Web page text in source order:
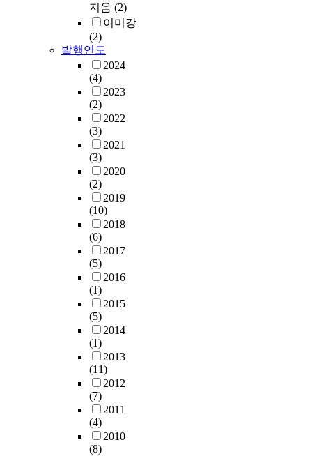
지음 (2)
이미강
(2)
발행연도
2024
(4)
2023
(2)
2022
(3)
2021
(3)
2020
(2)
2019
(10)
2018
(6)
2017
(5)
2016
(1)
2015
(5)
2014
(1)
2013
(11)
2012
(7)
2011
(4)
2010
(8)